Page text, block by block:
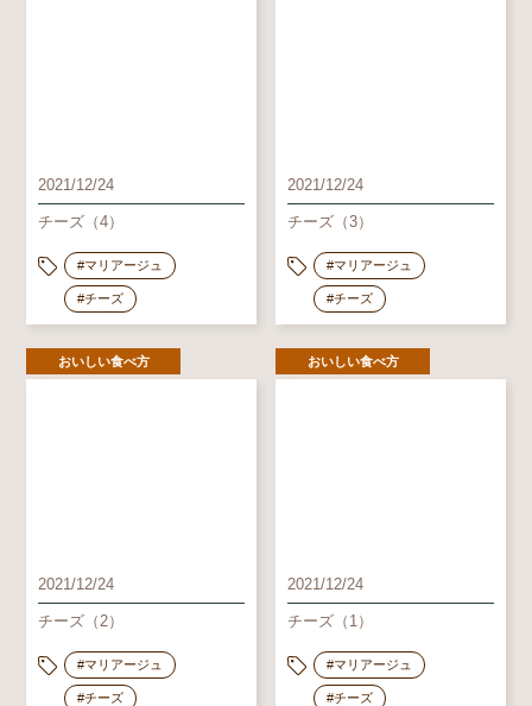
2021/12/24
チーズ（4）
#マリアージュ
#チーズ
2021/12/24
チーズ（3）
#マリアージュ
#チーズ
おいしい食べ方
2021/12/24
チーズ（2）
#マリアージュ
#チーズ
おいしい食べ方
2021/12/24
チーズ（1）
#マリアージュ
#チーズ